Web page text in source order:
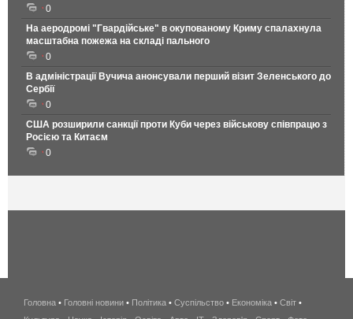
0
На аеродромі "Гвардійське" в окупованому Криму спалахнула
масштабна пожежа на складі пального
0
В адміністрації Вучича анонсували перший візит Зеленського до
Сербії
0
США розширили санкції проти Куби через військову співпрацю з
Росією та Китаєм
0
беспроводной
Головна • Головні новини • Політика • Суспільство • Економіка • Світ •